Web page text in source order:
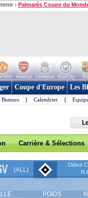
: Palmarès Coupe du
Utd Arsenal Liverpool ManCity
Coupe d'Europe Les
Buteurs | Calendrier |
Carrière & Sélections
(ALL)
Début
POIDS